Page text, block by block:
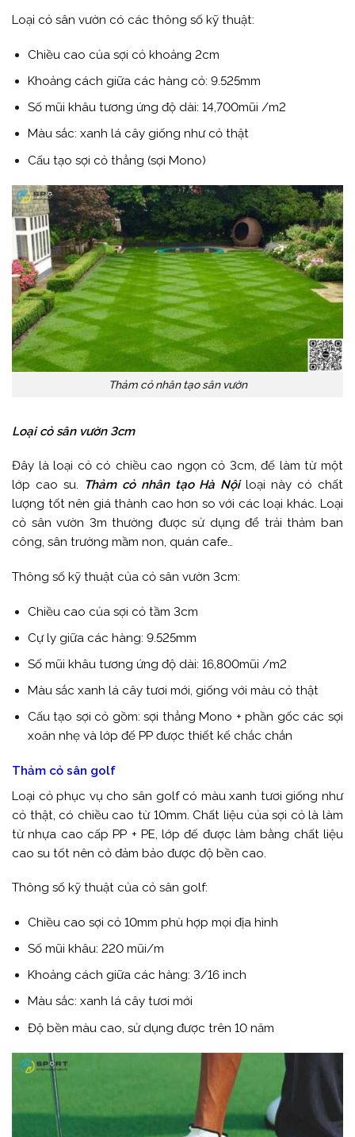
Loại cỏ sân vườn có các thông số kỹ thuật:
Chiều cao của sợi cỏ khoảng 2cm
Khoảng cách giữa các hàng cỏ: 9.525mm
Số mũi khâu tương ứng độ dài: 14,700mũi /m2
Màu sắc: xanh lá cây giống như cỏ thật
Cấu tạo sợi cỏ thẳng (sợi Mono)
Thảm cỏ nhân tạo sân vườn
Loại cỏ sân vườn 3cm
Đây là loại cỏ có chiều cao ngọn cỏ 3cm, đế làm từ một
lớp cao su. Thảm cỏ nhân tạo Hà Nộiloại này có chất
lượng tốt nên giá thành cao hơn so với các loại khác. Loại
cỏ sân vườn 3m thường được sử dụng để trải thảm ban
công, sân trường mầm non, quán cafe…
Thông số kỹ thuật của cỏ sân vườn 3cm:
Chiều cao của sợi cỏ tầm 3cm
Cự ly giữa các hàng: 9.525mm
Số mũi khâu tương ứng độ dài: 16,800mũi /m2
Màu sắc xanh lá cây tươi mới, giống với màu cỏ thật
Cấu tạo sợi cỏ gồm: sợi thẳng Mono + phần gốc các sợi
xoăn nhẹ và lớp đế PP được thiết kế chắc chắn
Thảm cỏ sân golf
Loại cỏ phục vụ cho sân golf có màu xanh tươi giống như
cỏ thật, có chiều cao từ 10mm. Chất liệu của sợi cỏ là làm
từ nhựa cao cấp PP + PE, lớp đế được làm bằng chất liệu
cao su tốt nên cỏ đảm bảo được độ bền cao.
Thông số kỹ thuật của cỏ sân golf:
Chiều cao sợi cỏ 10mm phù hợp mọi địa hình
Số mũi khâu: 220 mũi/m
Khoảng cách giữa các hàng: 3/16 inch
Màu sắc: xanh lá cây tươi mới
Độ bền màu cao, sử dụng được trên 10 năm